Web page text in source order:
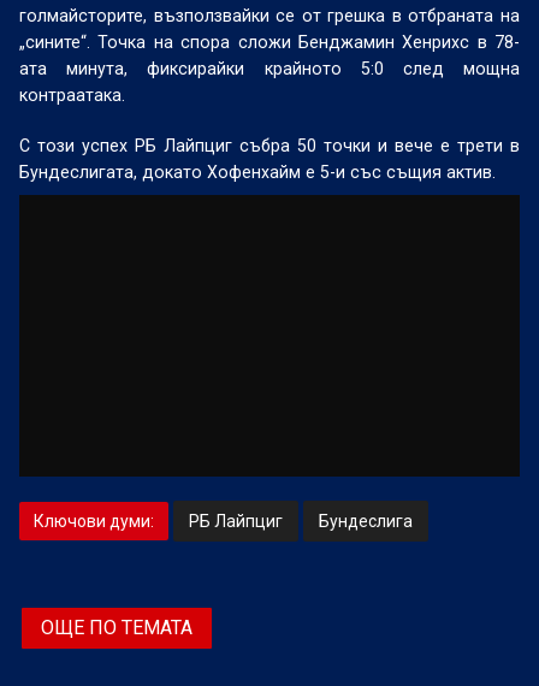
голмайсторите, възползвайки се от грешка в отбраната на
„сините“. Точка на спора сложи Бенджамин Хенрихс в 78-
ата минута, фиксирайки крайното 5:0 след мощна
контраатака.
С този успех РБ Лайпциг събра 50 точки и вече е трети в
Бундеслигата, докато Хофенхайм е 5-и със същия актив.
Ключови думи: РБ Лайпциг Бундеслига
ОЩЕ ПО ТЕМАТА